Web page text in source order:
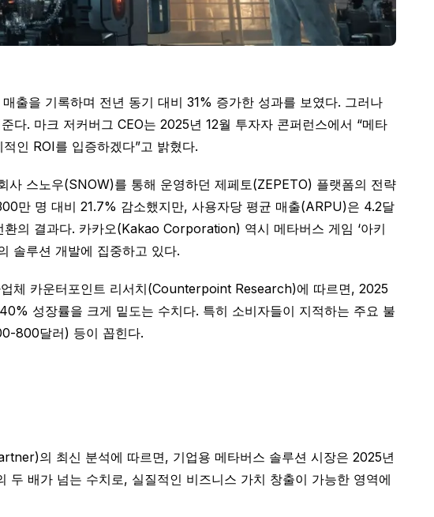
을 기록하며 전년 동기 대비 31% 증가한 성과를 보였다. 그러나
다. 마크 저커버그 CEO는 2025년 12월 투자자 콘퍼런스에서 “메타
인 ROI를 입증하겠다”고 밝혔다.
스노우(SNOW)를 통해 운영하던 제페토(ZEPETO) 플랫폼의 전략
만 명 대비 21.7% 감소했지만, 사용자당 평균 매출(ARPU)은 4.2달
의 결과다. 카카오(Kakao Corporation) 역시 메타버스 게임 ‘아키
솔루션 개발에 집중하고 있다.
체 카운터포인트 리서치(Counterpoint Research)에 따르면, 2025
성장률을 크게 밑도는 수치다. 특히 소비자들이 지적하는 주요 불
800달러) 등이 꼽힌다.
의 최신 분석에 따르면, 기업용 메타버스 솔루션 시장은 2025년
배가 넘는 수치로, 실질적인 비즈니스 가치 창출이 가능한 영역에